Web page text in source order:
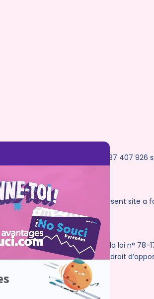
de Lille sous le numéro 537 407 926
fichiers et aux libertés, le présent site a
Conformément à la loi n° 78-
rectification, ainsi que d’un droit